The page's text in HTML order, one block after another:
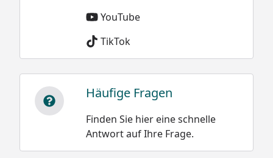
YouTube
TikTok
Häufige Fragen
Finden Sie hier eine schnelle
Antwort auf Ihre Frage.